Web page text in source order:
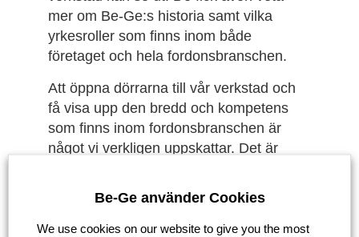
mer om Be-Ge:s historia samt vilka
yrkesroller som finns inom både
företaget och hela fordonsbranschen.
Att öppna dörrarna till vår verkstad och
få visa upp den bredd och kompetens
som finns inom fordonsbranschen är
något vi verkligen uppskattar. Det är
fungerar i en verkstad för tunga fordon
och som kanske börjar se oss som en
Be-Ge använder Cookies
We use cookies on our website to give you the most